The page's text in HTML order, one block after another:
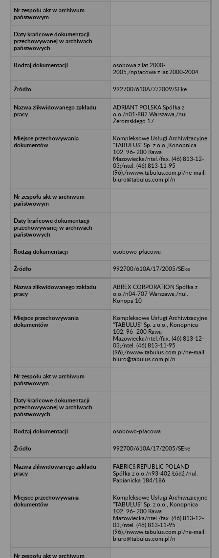
osobowa z lat 2000-
2005,/npłacowa z lat 2000-2004
992700/610A/7/2009/SEke
ADRIANT POLSKA Spółka z
o.o./n01-882 Warszawa,/nul.
Żeromskiego 17
Kompleksowe Usługi Archiwizacyjne
"TABULUS" Sp. z o.o.,Konopnica
102, 96- 200 Rawa
Mazowiecka/ntel./fax. (46) 813-12-
03;/ntel. (46) 813-11-95
(96),/nwww.tabulus.com.pl/ne-mail:
biuro@tabulus.com.pl/n
osobowo-płacowa
992700/610A/17/2005/SEke
ABREX CORPORATION Spółka z
o.o./n04-707 Warszawa,/nul.
Konopa 10
Kompleksowe Usługi Archiwizacyjne
"TABULUS" Sp. z o.o., Konopnica
102, 96- 200 Rawa
Mazowiecka/ntel./fax. (46) 813-12-
03;/ntel. (46) 813-11-95
(96),/nwww.tabulus.com.pl/ne-mail:
biuro@tabulus.com.pl/n
osobowo-płacowa
992700/610A/17/2005/SEke
FABRICS REPUBLIC POLAND
Spółka z o.o./n93-402 Łódź,/nul.
Pabianicka 184/186
Kompleksowe Usługi Archiwizacyjne
"TABULUS" Sp. z o.o., Konopnica
102, 96- 200 Rawa
Mazowiecka/ntel./fax. (46) 813-12-
03;/ntel. (46) 813-11-95
(96),/nwww.tabulus.com.pl/ne-mail:
biuro@tabulus.com.pl/n